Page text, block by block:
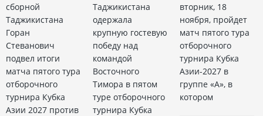
сборной
Таджикистана
Горан
Стеванович
подвел итоги
матча пятого тура
отборочного
турнира Кубка
Азии 2027 против
Таджикистана
одержала
крупную гостевую
победу над
командой
Восточного
Тимора в пятом
туре отборочного
турнира Кубка
вторник, 18
ноября, пройдет
матч пятого тура
отборочного
турнира Кубка
Азии-2027 в
группе «А», в
котором